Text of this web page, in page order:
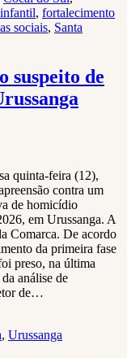
, fortalecimento
sociais, Santa
suspeito de
quinta-feira (12),
contra um
de homicídio
em Urussanga. A
Comarca. De acordo
da primeira fase
preso, na última
análise de
de…
, Urussanga